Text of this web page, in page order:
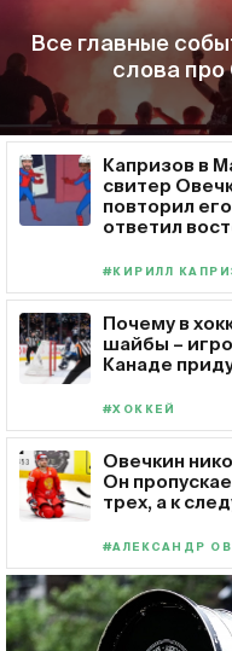
Все главные
слова
Капризов в
свитер
повторил
ответил
#КИРИЛЛ
Почему в
шайбы –
Канаде
#ХОККЕЙ
Овечкин
Он
трех, а к
#АЛЕКСАНДР